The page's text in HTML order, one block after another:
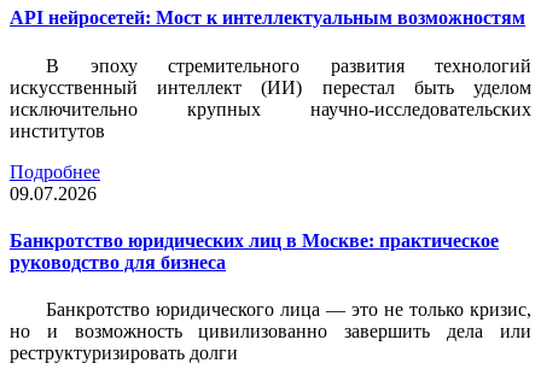
API нейросетей: Мост к интеллектуальным возможностям
В эпоху стремительного развития технологий
искусственный интеллект (ИИ) перестал быть уделом
исключительно крупных научно-исследовательских
институтов
Подробнее
09.07.2026
Банкротство юридических лиц в Москве: практическое
руководство для бизнеса
Банкротство юридического лица — это не только кризис,
но и возможность цивилизованно завершить дела или
реструктуризировать долги